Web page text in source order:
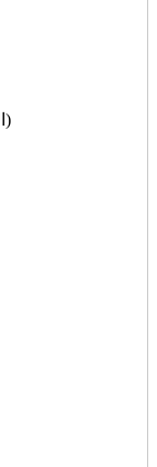
United Arab Emirates (الإمارات العربية المتحدة)